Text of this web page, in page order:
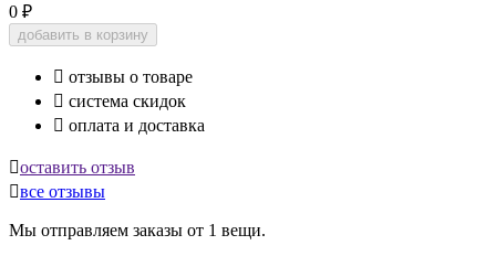
0 ₽
добавить в корзину
 отзывы о товаре
 система скидок
 оплата и доставка
оставить отзыв
все отзывы
Мы отправляем заказы от 1 вещи.